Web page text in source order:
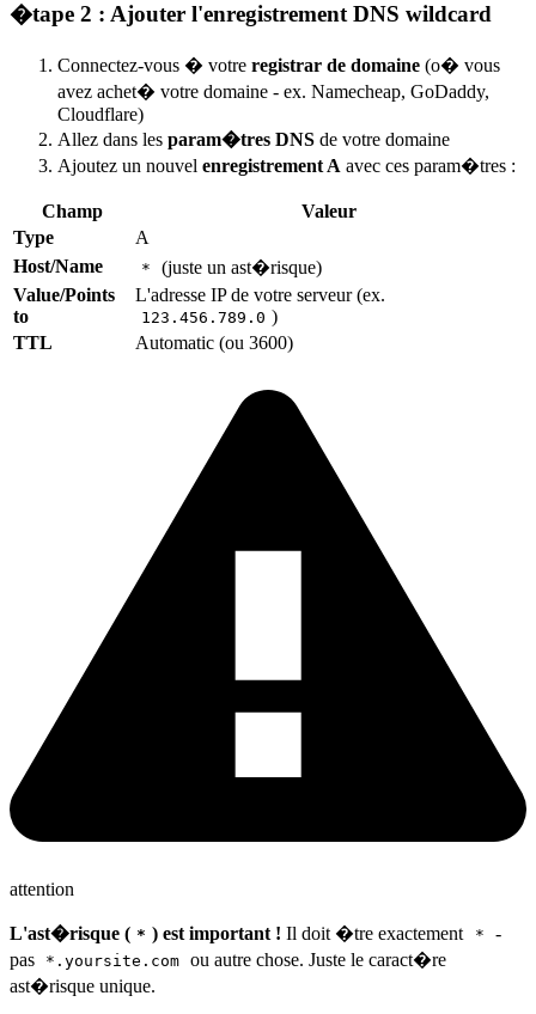
�tape 2 : Ajouter l'enregistrement DNS wildcard
Connectez-vous � votre registrar de domaine (o� vous
avez achet� votre domaine - ex. Namecheap, GoDaddy,
Cloudflare)
Allez dans les param�tres DNS de votre domaine
Ajoutez un nouvel enregistrement A avec ces param�tres :
Champ
Valeur
Type
A
Host/Name
*
(juste un ast�risque)
Value/Points
to
L'adresse IP de votre serveur (ex.
123.456.789.0 )
TTL
Automatic (ou 3600)
attention
L'ast�risque ( * ) est important ! Il doit �tre exactement *
-
pas
*.yoursite.com ou autre chose. Juste le caract�re
ast�risque unique.